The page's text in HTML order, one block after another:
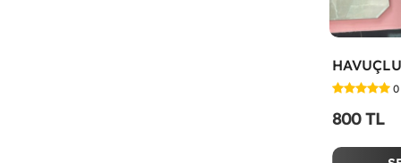
0
800 TL